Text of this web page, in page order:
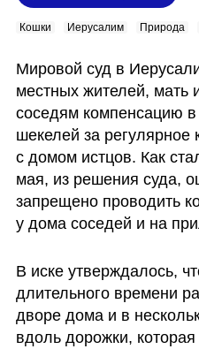
Кошки Иерусалим Природа
Мировой суд в
местных жителей, мать
соседям компенсацию
шекелей за
с домом истцов. Как
мая, из решения суда,
запрещено проводить
у дома соседей и на
В иске утверждалось,
длительного времени
дворе дома и в
вдоль дорожки,